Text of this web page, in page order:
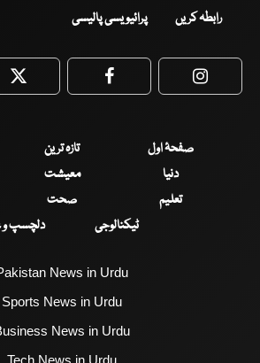
رابطہ کریں پرائیویسی پالیسی
Twitter Facebook
صفحۂ اول تازہ ترین
دنیا
معیشت
تعلیم
صحت
ٹیکنالوجی
دلچسپ
News in Urdu
Sports News in Urdu
News in Urdu
Tech News in Urdu